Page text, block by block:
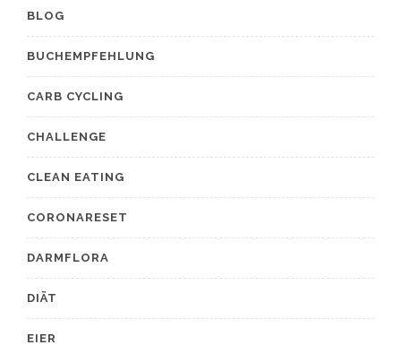
BLOG
BUCHEMPFEHLUNG
CARB CYCLING
CHALLENGE
CLEAN EATING
CORONARESET
DARMFLORA
DIÄT
EIER